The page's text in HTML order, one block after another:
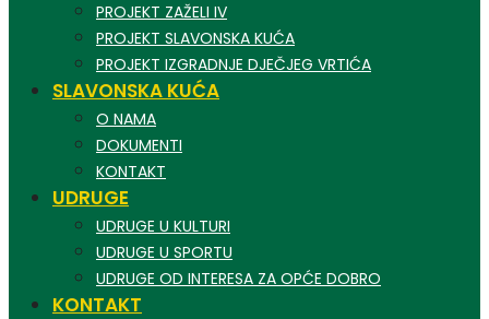
PROJEKT ZAŽELI IV
PROJEKT SLAVONSKA KUĆA
PROJEKT IZGRADNJE DJEČJEG VRTIĆA
SLAVONSKA KUĆA
O NAMA
DOKUMENTI
KONTAKT
UDRUGE
UDRUGE U KULTURI
UDRUGE U SPORTU
UDRUGE OD INTERESA ZA OPĆE DOBRO
KONTAKT